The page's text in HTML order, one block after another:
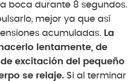
boca durante 8 segundos.
mejor ya que así
acumuladas. La
lentamente, de
excitación del pequeño
se relaje. Si al terminar